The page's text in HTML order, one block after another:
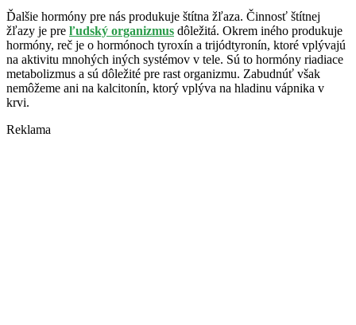
Ďalšie hormóny pre nás produkuje štítna žľaza. Činnosť štítnej
žľazy je pre ľudský organizmus dôležitá. Okrem iného produkuje
hormóny, reč je o hormónoch tyroxín a trijódtyronín, ktoré vplývajú
na aktivitu mnohých iných systémov v tele. Sú to hormóny riadiace
metabolizmus a sú dôležité pre rast organizmu. Zabudnúť však
nemôžeme ani na kalcitonín, ktorý vplýva na hladinu vápnika v
krvi.
Reklama